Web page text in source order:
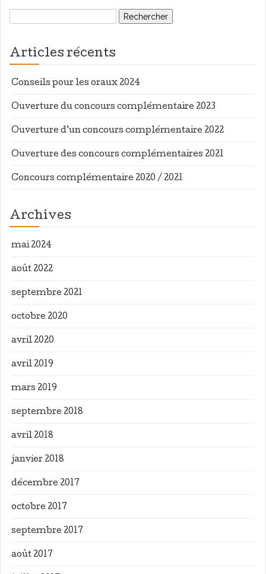
Articles récents
Conseils pour les oraux 2024
Ouverture du concours complémentaire 2023
Ouverture d’un concours complémentaire 2022
Ouverture des concours complémentaires 2021
Concours complémentaire 2020 / 2021
Archives
mai 2024
août 2022
septembre 2021
octobre 2020
avril 2020
avril 2019
mars 2019
septembre 2018
avril 2018
janvier 2018
décembre 2017
octobre 2017
septembre 2017
août 2017